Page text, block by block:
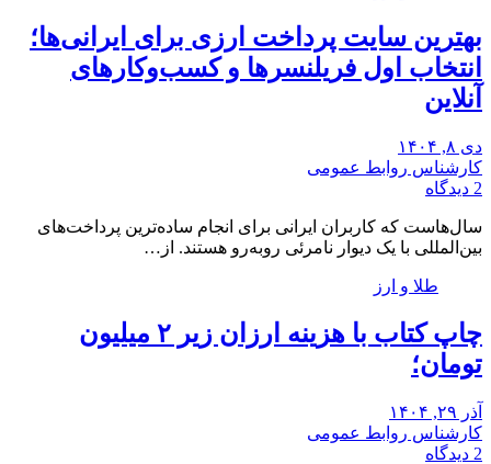
بهترین سایت پرداخت ارزی برای ایرانی‌ها؛
انتخاب اول فریلنسرها و کسب‌وکارهای
آنلاین
دی ۸, ۱۴۰۴
کارشناس روابط عمومی
2 دیدگاه
سال‌هاست که کاربران ایرانی برای انجام ساده‌ترین پرداخت‌های
بین‌المللی با یک دیوار نامرئی روبه‌رو هستند. از…
طلا و ارز
چاپ کتاب با هزینه ارزان زیر ۲ میلیون
تومان؛
آذر ۲۹, ۱۴۰۴
کارشناس روابط عمومی
2 دیدگاه